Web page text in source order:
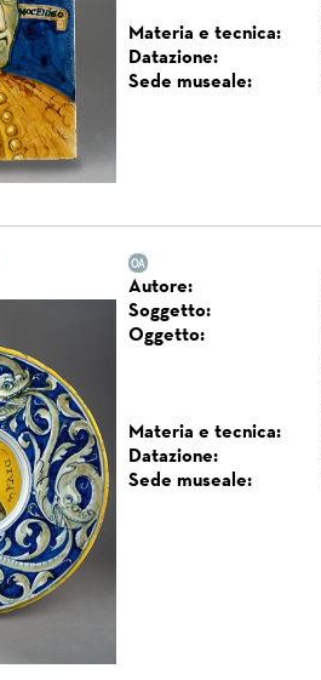
Materia e tecnica:
Datazione:
Sede museale:
Autore:
Soggetto:
Oggetto:
Materia e tecnica:
Datazione:
Sede museale: